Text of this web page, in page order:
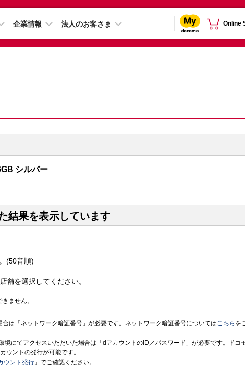
企業情報 法人のお客さま Online
シルバー
結果を表示しています
(50音順)
舗を選択してください。
ません。
合は「ネットワーク暗証番号」が必要です。ネットワーク暗証番号についてはこちら を
境にてアクセスいただいた場合は「dアカウントのID／パスワード」が必要です。ドコ
ウントの発行が可能です。
ウント発行 」でご確認ください。